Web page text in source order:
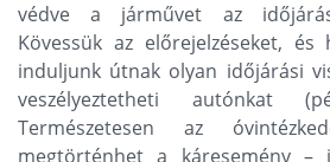
védve a járművet az időjárás
Kövessük az előrejelzéseket,
induljunk útnak olyan időjárási
veszélyeztetheti autónkat
Természetesen az
megtörténhet a káresemény